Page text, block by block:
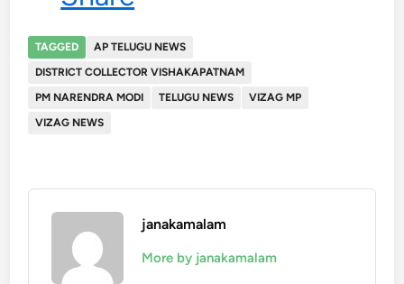
TAGGED
AP TELUGU NEWS
DISTRICT COLLECTOR VISHAKAPATNAM
PM NARENDRA MODI
TELUGU NEWS
VIZAG MP
VIZAG NEWS
janakamalam
More by janakamalam